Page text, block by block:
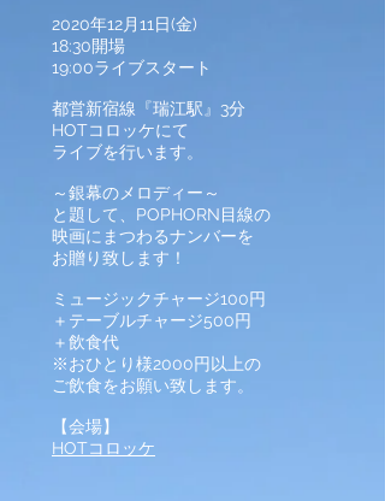
2020年12月11日(金)
18:30開場
19:00ライブスタート
都営新宿線『瑞江駅』3分
HOTコロッケにて
ライブを行います。
～銀幕のメロディー～
と題して、POPHORN目線の
映画にまつわるナンバーを
お贈り致します！
ミュージックチャージ100円
＋テーブルチャージ500円
＋飲食代
※おひとり様2000円以上の
ご飲食をお願い致します。
【会場】
HOTコロッケ